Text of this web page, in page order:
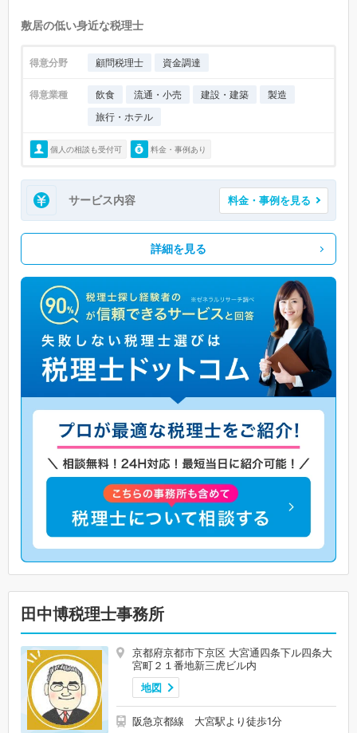
敷居の低い身近な税理士
得意分野 顧問税理士 資金調達
得意業種 飲食 流通・小売 建設・建築
製造
旅行・ホテル
個人の相談も受付可 料金・事例あり
サービス内容 料金・事例を見る
詳細を見る
田中博税理士事務所
京都府京都市下京区 大宮通四条下ル四条大
宮町２１番地新三虎ビル内
地図
阪急京都線 大宮駅より徒歩1分